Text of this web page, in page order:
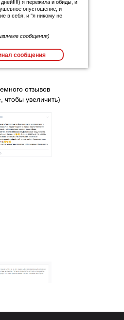
я пережила и обиды, и
опустошение, и
в себя, и "я никому не
сообщения)
сообщения
отзывов
чтобы увеличить)